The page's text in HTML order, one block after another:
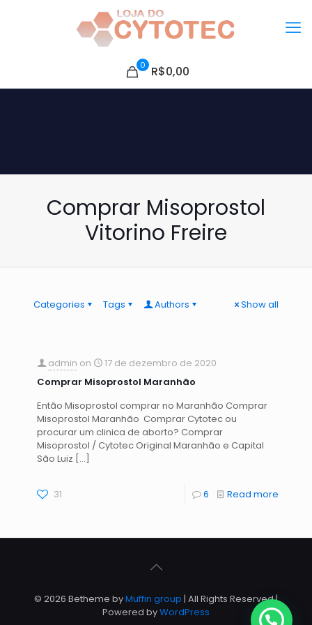
0 R$0,00
Comprar Misoprostol
Vitorino Freire
Categories Tags Authors Show all
admin on
17 de dezembro de 2020
Comprar Misoprostol Maranhão
Então Misoprostol comprar no Maranhão Comprar
Misoprostol Maranhão Comprar Cytotec ou
procurar um clinica de aborto? Comprar
Misoprostol / Cytotec Original Maranhão e Capital
São Luiz […]
31 6 Read more
© 2026 Betheme byMuffin group | All Rights Reserved |
Powered byWordPress